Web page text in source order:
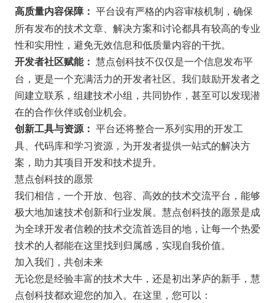
高质量内容保障： 平台设有严格的内容审核机制，确保
所有发布的技术文章、解决方案和讨论都具有较高的专业
性和实用性，避免无效信息和低质量内容的干扰。
开发者社区赋能： 慧点创科技不仅仅是一个信息发布平
台，更是一个充满活力的开发者社区。我们鼓励开发者之
间建立联系，组建技术小组，共同协作，甚至可以发现潜
在的合作伙伴或创业机会。
创新工具与资源： 平台还将整合一系列实用的开发工
具、代码库和学习资源，为开发者提供一站式的解决方
案，助力其项目开发和技术提升。
慧点创科技的愿景
我们相信，一个开放、包容、高效的技术交流平台，能够
极大地加速技术创新和行业发展。慧点创科技的愿景是成
为全球开发者信赖的技术交流首选目的地，让每一个热爱
技术的人都能在这里找到归属感，实现自我价值。
加入我们，共创未来
无论您是经验丰富的技术大牛，还是初出茅庐的新手，慧
点创科技都欢迎您的加入。在这里，您可以：